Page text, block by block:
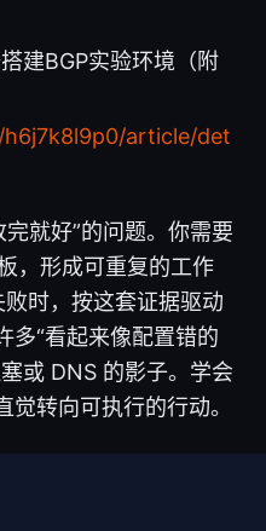
建BGP实验环境（附
article/det
就好”的问题。你需要
，形成可重复的工作
时，按这套证据驱动
多“看起来像配置错的
或 DNS 的影子。学会
转向可执行的行动。